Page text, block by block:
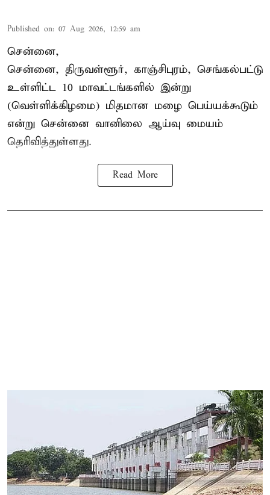
Published on: 07 Aug 2026, 12:59 am
சென்னை,
சென்னை, திருவள்ளூர், காஞ்சிபுரம், செங்கல்பட்டு
உள்ளிட்ட 10 மாவட்டங்களில் இன்று
(வெள்ளிக்கிழமை) மிதமான மழை பெய்யக்கூடும்
என்று சென்னை வானிலை ஆய்வு மையம்
தெரிவித்துள்ளது.
Read More